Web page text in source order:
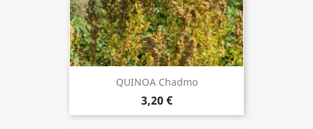
QUINOA Chadmo
3,20 €